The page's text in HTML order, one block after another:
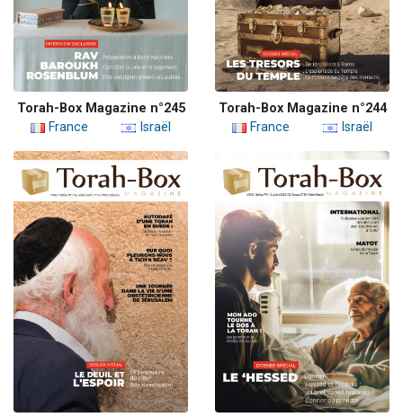
Torah-Box Magazine n°245
France
Israël
Torah-Box Magazine n°244
France
Israël